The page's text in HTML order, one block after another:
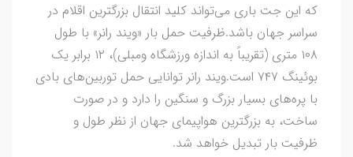
که این جت باری می‌تواند کلید انتقال بزرگترین اقلام در
سراسر جهان باشد.ظرفیت حمل بار «ویند رانر» با طول
۱۰۸ متری (تقریباً به اندازه ورزشگاه ومبلی)، ۱۲ برابر یک
بوئینگ ۷۴۷ است.ویند رانر توانایی حمل توربین‌های بادی
با پره‌های بسیار بزرگ و سنگین را دارد و در صورت
ساخت، به بزرگترین هواپیمای جهان از نظر طول و
ظرفیت بار تبدیل خواهد شد.